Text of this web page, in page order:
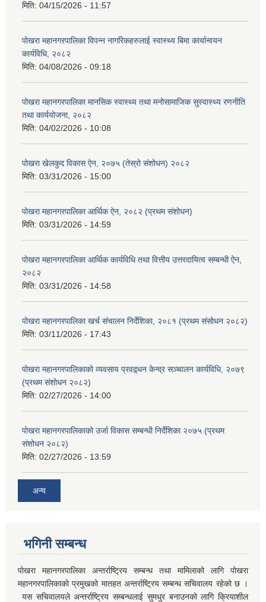
मिति: 04/15/2026 - 11:57
पोखरा महानगरपालिका विपन्न नागरिकहरुलाई स्वास्थ्य बिमा कार्यान्वयन
कार्यविधि, २०८२
मिति: 04/08/2026 - 09:18
पोखरा महानगरपालिका मानसिक स्वास्थ्य तथा मनोसामाजिक सुस्वास्थ्य रणनीति
तथा कार्ययोजना, २०८२
मिति: 04/02/2026 - 10:08
पोखरा खेलकुद विकास ऐन, २०७५ (तेस्रो संशोधन) २०८२
मिति: 03/31/2026 - 15:00
पोखरा महानगरपालिका आर्थिक ऐन, २०८२ (प्रथम संशोधन)
मिति: 03/31/2026 - 14:59
पोखरा महानगरपालिका आर्थिक कार्यविधि तथा वित्तीय उत्तरदायित्व सम्बन्धी ऐन,
२०८२
मिति: 03/31/2026 - 14:58
पोखरा महानगरपालिका खर्च संचालन निर्देशिका, २०८१ (प्रथम संसोधन २०८२)
मिति: 03/11/2026 - 17:43
पोखरा महानगरपालिकाको व्यवसाय प्रवद्र्धन केन्द्र सञ्चालन कार्यविधि, २०७९
(प्रथम संशोधन २०८२)
मिति: 02/27/2026 - 14:00
पोखरा महानगरपालिकाको उर्जा विकास सम्बन्धी निर्देशिका २०७५ (प्रथम
संशोधन २०८२)
मिति: 02/27/2026 - 13:59
अन्य
भगिनी सम्बन्ध
पोखरा महानगरपालिका अन्तर्राष्ट्रिय सम्बन्ध तथा मामिलाको लागि पोखरा
महानगरपालिकाको प्रमुखको मातहत अन्तर्राष्ट्रिय सम्बन्ध सचिवालय रहेको छ ।
यस सचिवालयले अन्तर्राष्ट्रिय सम्बन्धलाई सुमधुर बनाउनको लागि क्रियाशील